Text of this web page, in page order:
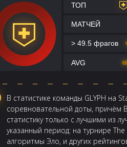
ТОП
МАТЧЕЙ
> 49.5 фрагов
AVG
В статистике команды GLYPH на
соревновательной доты, причём
статистику только с лучшими из
указанный период: на турнире
алгоритмы Эло, и других